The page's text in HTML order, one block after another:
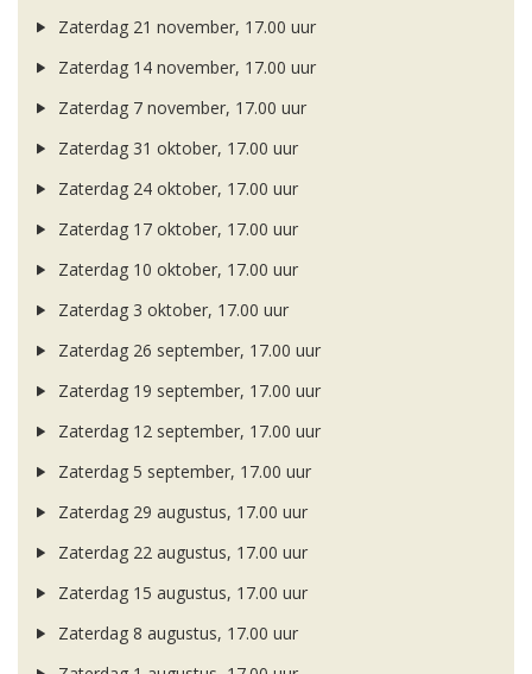
Zaterdag 21 november, 17.00 uur
Zaterdag 14 november, 17.00 uur
Zaterdag 7 november, 17.00 uur
Zaterdag 31 oktober, 17.00 uur
Zaterdag 24 oktober, 17.00 uur
Zaterdag 17 oktober, 17.00 uur
Zaterdag 10 oktober, 17.00 uur
Zaterdag 3 oktober, 17.00 uur
Zaterdag 26 september, 17.00 uur
Zaterdag 19 september, 17.00 uur
Zaterdag 12 september, 17.00 uur
Zaterdag 5 september, 17.00 uur
Zaterdag 29 augustus, 17.00 uur
Zaterdag 22 augustus, 17.00 uur
Zaterdag 15 augustus, 17.00 uur
Zaterdag 8 augustus, 17.00 uur